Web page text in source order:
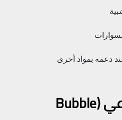
دعمه بمواد أخرى
النايلون الفقاعي (Bubble